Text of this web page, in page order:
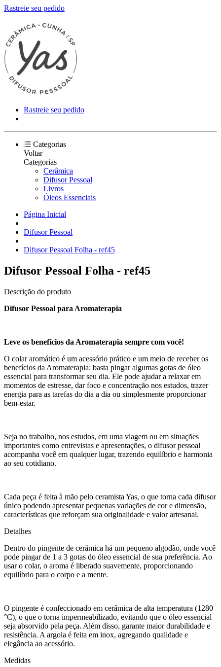
Rastreie seu pedido
Rastreie seu pedido
Categorias
Voltar
Categorias
Cerâmica
Difusor Pessoal
Livros
Óleos Essenciais
Página Inicial
Difusor Pessoal
Difusor Pessoal Folha - ref45
Difusor Pessoal Folha - ref45
Descrição do produto
Difusor Pessoal para Aromaterapia
Leve os benefícios da Aromaterapia sempre com você!
O colar aromático é um acessório prático e um meio de receber os
benefícios da Aromaterapia: basta pingar algumas gotas de óleo
essencial para transformar seu dia. Ele pode ajudar a relaxar em
momentos de estresse, dar foco e concentração nos estudos, trazer
energia para as tarefas do dia a dia ou simplesmente proporcionar
bem-estar.
Seja no trabalho, nos estudos, em uma viagem ou em situações
importantes como entrevistas e apresentações, o difusor pessoal
acompanha você em qualquer lugar, trazendo equilíbrio e harmonia
ao seu cotidiano.
Cada peça é feita à mão pelo ceramista Yas, o que torna cada difusor
único podendo apresentar pequenas variações de cor e dimensão,
características que reforçam sua originalidade e valor artesanal.
Detalhes
Dentro do pingente de cerâmica há um pequeno algodão, onde você
pode pingar de 1 a 3 gotas do óleo essencial de sua preferência. Ao
usar o colar, o aroma é liberado suavemente, proporcionando
equilíbrio para o corpo e a mente.
O pingente é confeccionado em cerâmica de alta temperatura (1280
°C), o que o torna impermeabilizado, evitando que o óleo essencial
seja absorvido pela peça. Além disso, garante maior durabilidade e
resistência. A argola é feita em inox, agregando qualidade e
elegância ao acessório.
Medidas